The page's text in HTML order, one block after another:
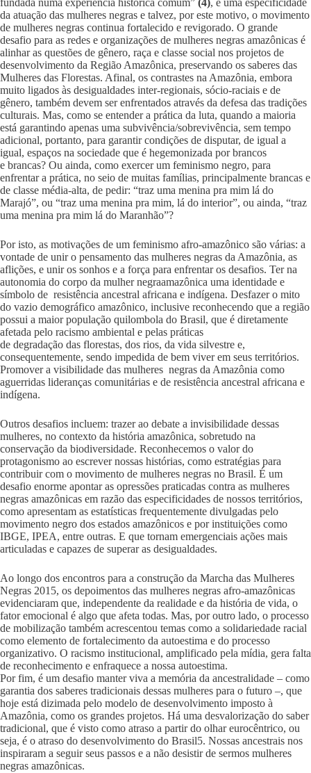
fundada numa experiência histórica comum” (4), é uma especificidade
da atuação das mulheres negras e talvez, por este motivo, o movimento
de mulheres negras continua fortalecido e revigorado. O grande
desafio para as redes e organizações de mulheres negras amazônicas é
alinhar as questões de gênero, raça e classe social nos projetos de
desenvolvimento da Região Amazônica, preservando os saberes das
Mulheres das Florestas. Afinal, os contrastes na Amazônia, embora
muito ligados às desigualdades inter-regionais, sócio-raciais e de
gênero, também devem ser enfrentados através da defesa das tradições
culturais. Mas, como se entender a prática da luta, quando a maioria
está garantindo apenas uma subvivência/sobrevivência, sem tempo
adicional, portanto, para garantir condições de disputar, de igual a
igual, espaços na sociedade que é hegemonizada por brancos
e brancas? Ou ainda, como exercer um feminismo negro, para
enfrentar a prática, no seio de muitas famílias, principalmente brancas e
de classe média-alta, de pedir: “traz uma menina pra mim lá do
Marajó”, ou “traz uma menina pra mim, lá do interior”, ou ainda, “traz
uma menina pra mim lá do Maranhão”?
Por isto, as motivações de um feminismo afro-amazônico são várias: a
vontade de unir o pensamento das mulheres negras da Amazônia, as
aflições, e unir os sonhos e a força para enfrentar os desafios. Ter na
autonomia do corpo da mulher negraamazônica uma identidade e
símbolo de resistência ancestral africana e indígena. Desfazer o mito
do vazio demográfico amazônico, inclusive reconhecendo que a região
possui a maior população quilombola do Brasil, que é diretamente
afetada pelo racismo ambiental e pelas práticas
de degradação das florestas, dos rios, da vida silvestre e,
consequentemente, sendo impedida de bem viver em seus territórios.
Promover a visibilidade das mulheres negras da Amazônia como
aguerridas lideranças comunitárias e de resistência ancestral africana e
indígena.
Outros desafios incluem: trazer ao debate a invisibilidade dessas
mulheres, no contexto da história amazônica, sobretudo na
conservação da biodiversidade. Reconhecemos o valor do
protagonismo ao escrever nossas histórias, como estratégias para
contribuir com o movimento de mulheres negras no Brasil. É um
desafio enorme apontar as opressões praticadas contra as mulheres
negras amazônicas em razão das especificidades de nossos territórios,
como apresentam as estatísticas frequentemente divulgadas pelo
movimento negro dos estados amazônicos e por instituições como
IBGE, IPEA, entre outras. E que tornam emergenciais ações mais
articuladas e capazes de superar as desigualdades.
Ao longo dos encontros para a construção da Marcha das Mulheres
Negras 2015, os depoimentos das mulheres negras afro-amazônicas
evidenciaram que, independente da realidade e da história de vida, o
fator emocional é algo que afeta todas. Mas, por outro lado, o processo
de mobilização também acrescentou temas como a solidariedade racial
como elemento de fortalecimento da autoestima e do processo
organizativo. O racismo institucional, amplificado pela mídia, gera falta
de reconhecimento e enfraquece a nossa autoestima.
Por fim, é um desafio manter viva a memória da ancestralidade – como
garantia dos saberes tradicionais dessas mulheres para o futuro –, que
hoje está dizimada pelo modelo de desenvolvimento imposto à
Amazônia, como os grandes projetos. Há uma desvalorização do saber
tradicional, que é visto como atraso a partir do olhar eurocêntrico, ou
seja, é o atraso do desenvolvimento do Brasil5. Nossas ancestrais nos
inspiraram a seguir seus passos e a não desistir de sermos mulheres
negras amazônicas.